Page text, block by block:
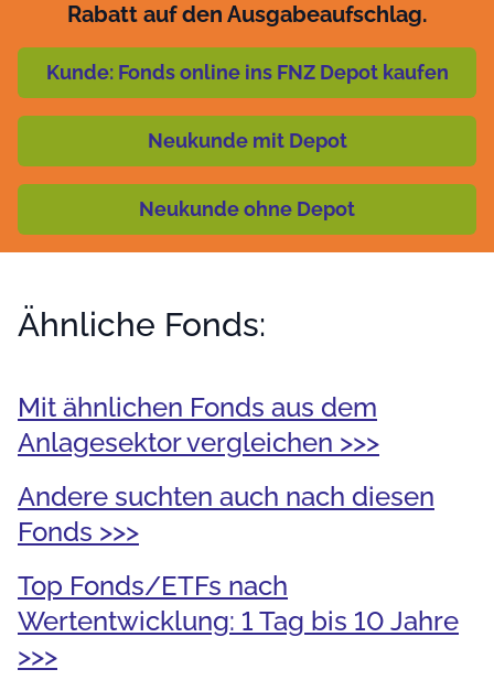
Rabatt auf den Ausgabeaufschlag.
Kunde: Fonds online ins FNZ Depot kaufen
Neukunde mit Depot
Neukunde ohne Depot
Ähnliche Fonds:
Mit ähnlichen Fonds aus dem
Anlagesektor vergleichen >>>
Andere suchten auch nach diesen
Fonds >>>
Top Fonds/ETFs nach
Wertentwicklung: 1 Tag bis 10 Jahre
>>>